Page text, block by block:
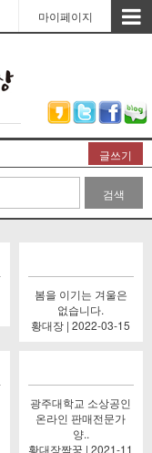
마이페이지
글쓰기
검색
봄을 이기는 겨울은
없습니다.
황대장 | 2022-03-15
광주대학교 소상공인
온라인 판매전문가
양..
황대장짝꿍 | 2021-11